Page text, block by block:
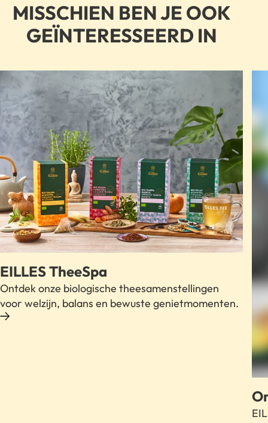
MISSCHIEN BEN JE OOK
GEÏNTERESSEERD IN
EILLES TheeSpa
Ontdek onze biologische theesamenstellingen
voor welzijn, balans en bewuste genietmomenten.